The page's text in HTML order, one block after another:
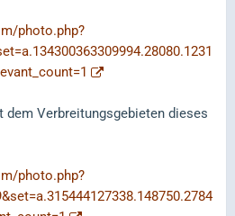
photo.php?
dem Verbreitungsgebieten dieses
photo.php?